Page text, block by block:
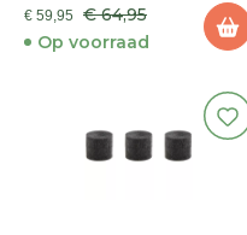
€ 59,95
€ 64,95
Op voorraad